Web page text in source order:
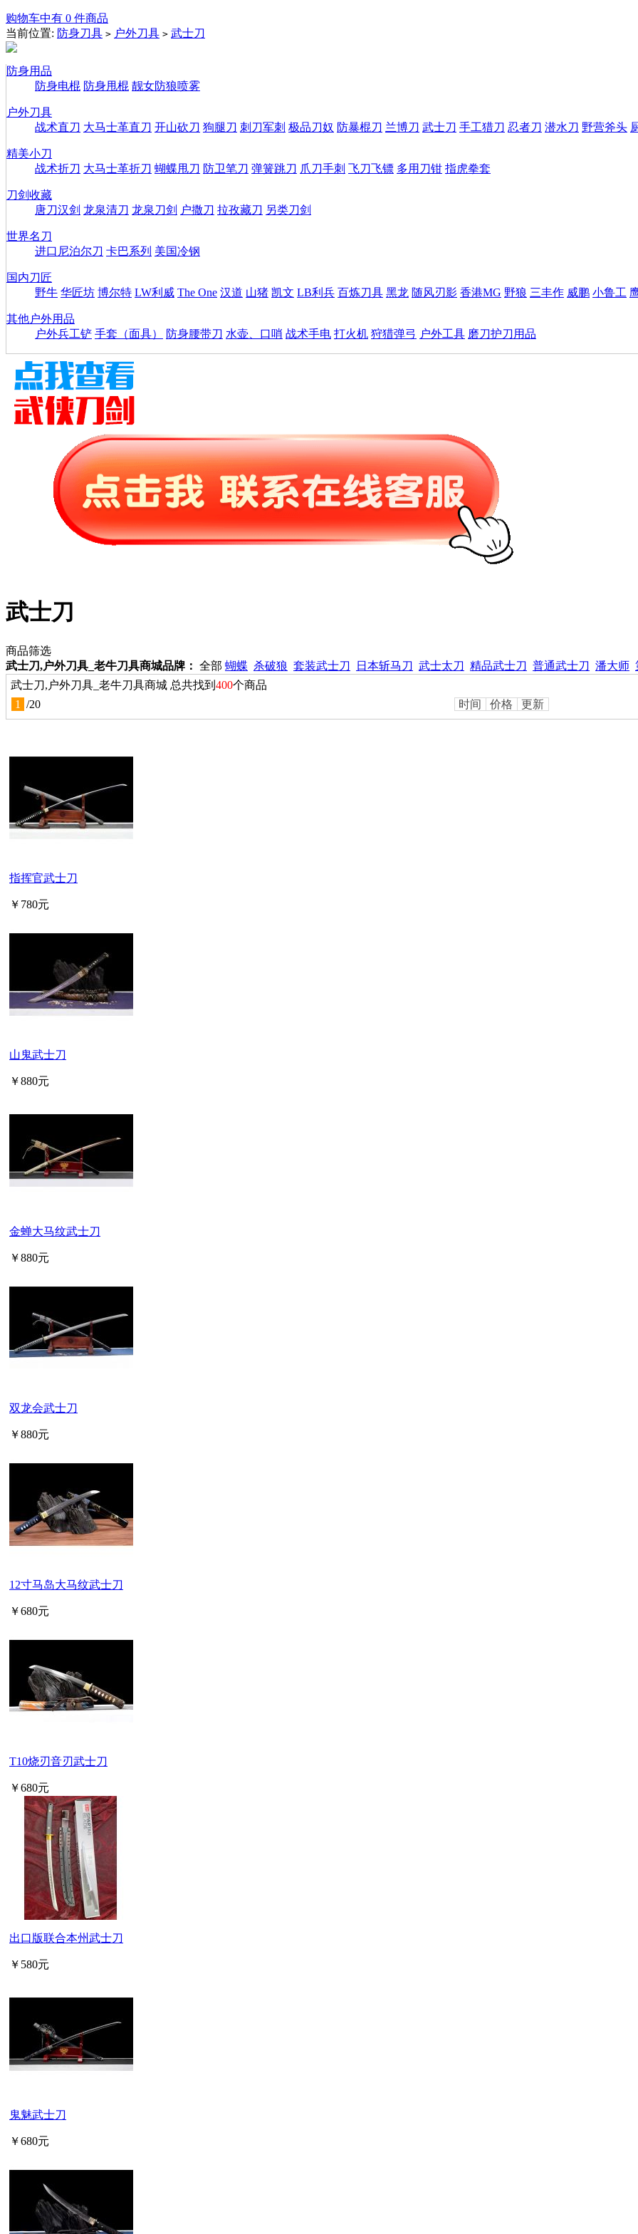
购物车中有 0 件商品
当前位置: 防身刀具 > 户外刀具 > 武士刀
防身用品
防身电棍 防身甩棍 靓女防狼喷雾
户外刀具
战术直刀 大马士革直刀 开山砍刀 狗腿刀 刺刀军刺 极品刀奴 防暴棍刀 兰博刀 武士刀 手工猎刀 忍者刀 潜水刀 野营斧头
精美小刀
战术折刀 大马士革折刀 蝴蝶甩刀 防卫笔刀 弹簧跳刀 爪刀手刺 飞刀飞镖 多用刀钳 指虎拳套
刀剑收藏
唐刀汉剑 龙泉清刀 龙泉刀剑 户撒刀 拉孜藏刀 另类刀剑
世界名刀
进口尼泊尔刀 卡巴系列 美国冷钢
国内刀匠
野牛 华匠坊 博尔特 LW利威 The One 汉道 山猪 凯文 LB利兵 百炼刀具 黑龙 随风刃影 香港MG 野狼 三丰作 威鹏 小鲁工
其他户外用品
户外兵工铲 手套（面具） 防身腰带刀 水壶、口哨 战术手电 打火机 狩猎弹弓 户外工具 磨刀护刀用品
武士刀
商品筛选
武士刀,户外刀具_老牛刀具商城品牌： 全部 蝴蝶 杀破狼 套装武士刀 日本斩马刀 武士太刀 精品武士刀 普通武士刀 潘大师
武士刀,户外刀具_老牛刀具商城 总共找到 400个商品
1
/20 时间 价格 更新
指挥官武士刀
￥780元
山鬼武士刀
￥880元
金蝉大马纹武士刀
￥880元
双龙会武士刀
￥880元
12寸马岛大马纹武士刀
￥680元
T10烧刃音刃武士刀
￥680元
出口版联合本州武士刀
￥580元
鬼魅武士刀
￥680元